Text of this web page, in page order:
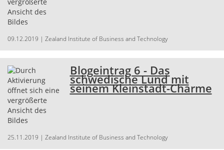
09.12.2019 | Zealand Institute of Business and Technology
Blogeintrag 6 - Das
schwedische Lund mit
seinem Kleinstadt-Charme
25.11.2019 | Zealand Institute of Business and Technology